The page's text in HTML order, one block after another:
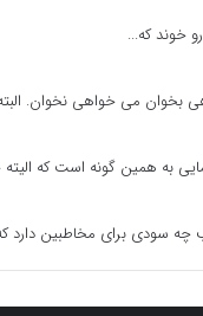
خوند که...
می خواهی نخوان.
به همین گونه است که الیته
سودی برای مخاطبین دارد